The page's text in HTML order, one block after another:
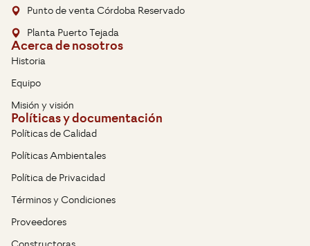
Punto de venta Córdoba Reservado
Planta Puerto Tejada
Acerca de nosotros
Historia
Equipo
Misión y visión
Políticas y documentación
Políticas de Calidad
Políticas Ambientales
Política de Privacidad
Términos y Condiciones
Proveedores